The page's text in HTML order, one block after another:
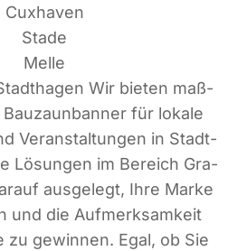
Cuxhaven
Stade
Melle
Wir bie­ten maß­
für loka­le
Ver­an­stal­tun­gen in Stadt­
Lösun­gen im Bereich Gra­
aus­ge­legt, Ihre Mar­ke
und die Auf­merk­sam­keit
zu gewin­nen. Egal, ob Sie